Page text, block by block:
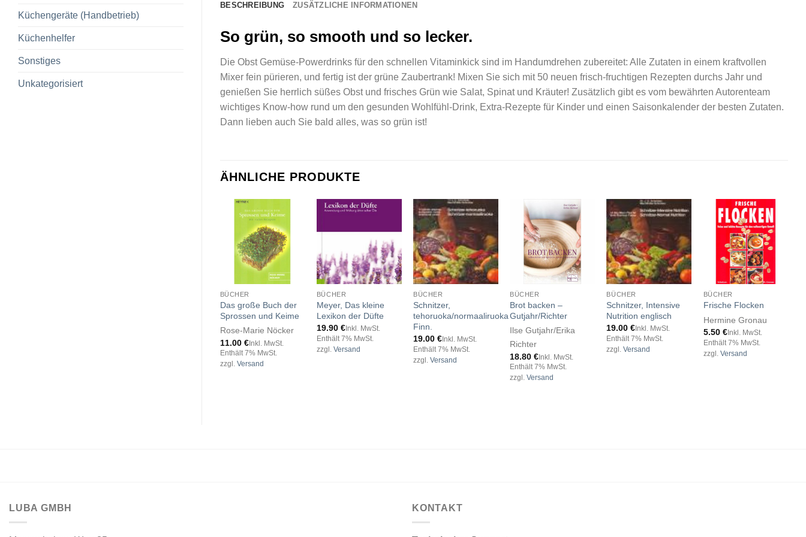
Küchengeräte (Handbetrieb)
Küchenhelfer
Sonstiges
Unkategorisiert
BESCHREIBUNG ZUSÄTZLICHE INFORMATIONEN
So grün, so smooth und so lecker.
Die Obst Gemüse-Powerdrinks für den schnellen Vitaminkick sind im Handumdrehen zubereitet: Alle Zutaten in einem kraftvollen
Mixer fein pürieren, und fertig ist der grüne Zaubertrank! Mixen Sie sich mit 50 neuen frisch-fruchtigen Rezepten durchs Jahr und
genießen Sie herrlich süßes Obst und frisches Grün wie Salat, Spinat und Kräuter! Zusätzlich gibt es vom bewährten Autorenteam
wichtiges Know-how rund um den gesunden Wohlfühl-Drink, Extra-Rezepte für Kinder und einen Saisonkalender der besten Zutaten.
Dann lieben auch Sie bald alles, was so grün ist!
ÄHNLICHE PRODUKTE
BÜCHER
Das große Buch der
Sprossen und Keime
Rose-Marie Nöcker
11.00 €Inkl. MwSt.
Enthält 7% MwSt.
zzgl. Versand
BÜCHER
Meyer, Das kleine
Lexikon der Düfte
19.90 €Inkl. MwSt.
Enthält 7% MwSt.
zzgl. Versand
BÜCHER
Schnitzer,
tehoruoka/normaaliruoka
Finn.
19.00€ Inkl. MwSt.
Enthält 7% MwSt.
zzgl.Versand
BÜCHER
Brot backen –
Gutjahr/Richter
Ilse Gutjahr/Erika
Richter
18.80€ Inkl. MwSt.
Enthält 7% MwSt.
zzgl.Versand
BÜCHER
Schnitzer, Intensive
Nutrition englisch
19.00€ Inkl. MwSt.
Enthält 7% MwSt.
zzgl.Versand
BÜCHER
Frische Flocken
Hermine Gronau
5.50 €Inkl. MwSt.
Enthält 7% MwSt.
zzgl. Versand
LUBA GMBH KONTAKT